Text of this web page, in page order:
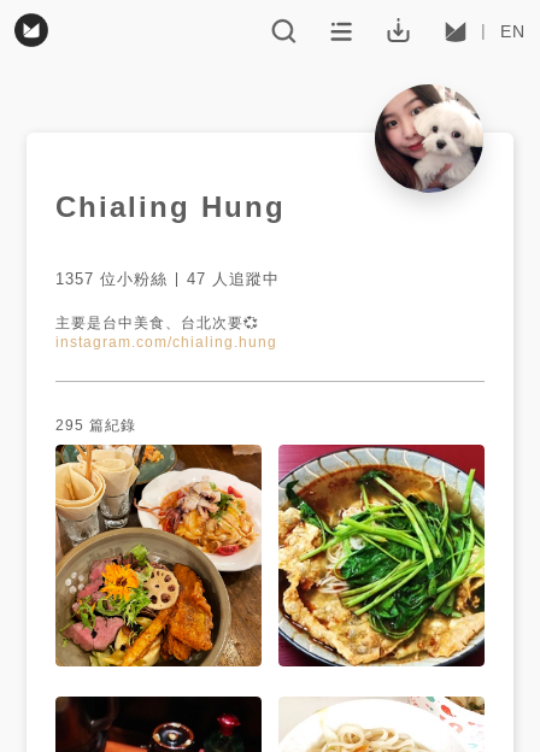
EN
Chialing Hung
1357 位小粉絲 47 人追蹤中
instagram.com/chialing.hung
295 篇紀錄